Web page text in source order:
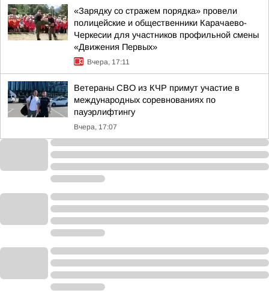
«Зарядку со стражем порядка» провели
полицейские и общественники Карачаево-
Черкесии для участников профильной смены
«Движения Первых»
Вчера, 17:11
Ветераны СВО из КЧР примут участие в
международных соревнованиях по
пауэрлифтингу
Вчера, 17:07